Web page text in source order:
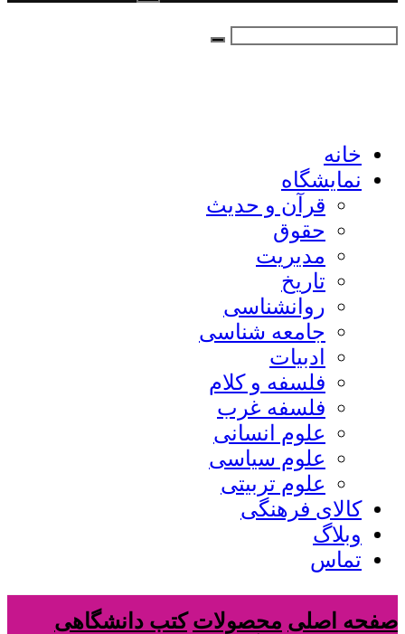
خانه
نمایشگاه
قرآن و حدیث
حقوق
مدیریت
تاریخ
روانشناسی
جامعه شناسی
ادبیات
فلسفه و کلام
فلسفه غرب
علوم انسانی
علوم سیاسی
علوم تربیتی
کالای فرهنگی
وبلاگ
تماس
صفحه اصلی محصولات کتب دانشگاهی